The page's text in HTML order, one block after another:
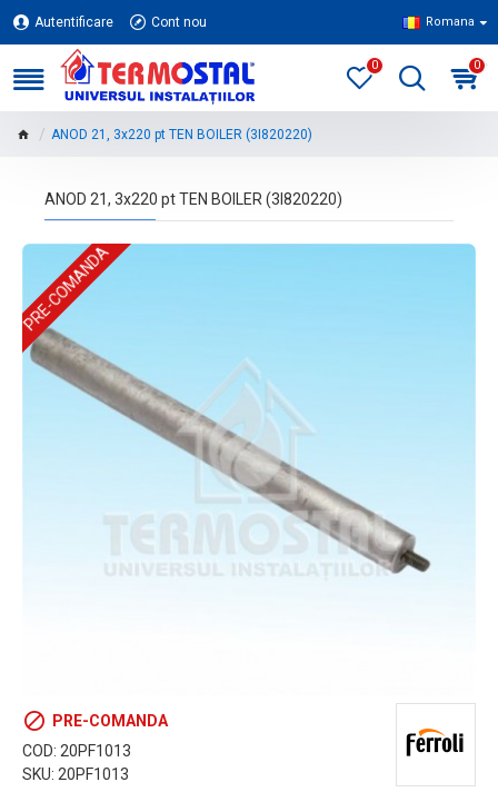
Autentificare Cont nou Romana
0 0
ANOD 21, 3x220 pt TEN BOILER (3I820220)
ANOD 21, 3x220 pt TEN BOILER (3I820220)
PRE-COMANDA
PRE-COMANDA
COD: 20PF1013
SKU: 20PF1013